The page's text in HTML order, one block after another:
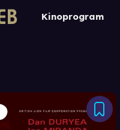
Kinoprogram